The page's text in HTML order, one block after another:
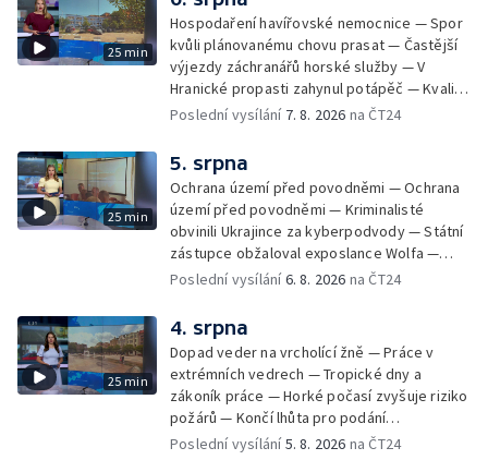
teplotám — Problémy se zásobování vodou
v MS kraji nehrozí — testováním na
západonilskou horečku — Den židovských
památek
25 min
Hospodaření havířovské nemocnice — Spor
kvůli plánovanému chovu prasat — Častější
výjezdy záchranářů horské služby — V
Hranické propasti zahynul potápěč — Kvalita
vody ke koupání — Zavlažování zeleniny v
Kempování v horkém počasí — Výběr ze
sociálních sítí Události Ostrava — Zkoumání
horka na zastávkách MHD — Promítání filmu
Odyssea z 35 mm pásu
Poslední vysílání 7. 8. 2026 na ČT24
25 min
5. srpna
Ochrana území před povodněmi — Ochrana
území před povodněmi — Kriminalisté
obvinili Ukrajince za kyberpodvody — Státní
zástupce obžaloval exposlance Wolfa —
Péče o hospodářská zvířata ve vedrech —
depozitu Vlastivědného muzea Olomouc —
Zakládání nových dětských skupin — Výběr
ze sociálních sítí Události Ostrava — Tresty
pro fotbalisty za korupci — Po stopách
Gebharda Blüchera
Poslední vysílání6. 8. 2026 na ČT24
25 min
4. srpna
Dopad veder na vrcholící žně — Práce v
extrémních vedrech — Tropické dny a
zákoník práce — Horké počasí zvyšuje riziko
požárů — Končí lhůta pro podání
kandidátních listin — Končí lhůta pro podání
Poslední vysílání5. 8. 2026 na ČT24